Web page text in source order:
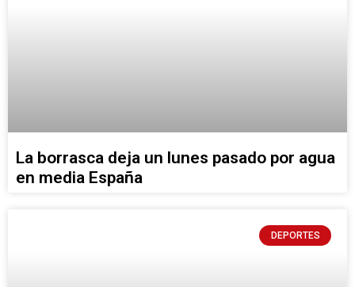
La borrasca deja un lunes pasado por agua
en media España
DEPORTES